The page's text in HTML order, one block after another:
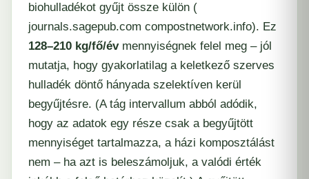
biohulladékot gyűjt össze külön (​
journals.sagepub.com compostnetwork.info). Ez
128–210 kg/fő/évmennyiségnek felel meg – jól
mutatja, hogy gyakorlatilag a keletkező szerves
hulladék döntő hányada szelektíven kerül
begyűjtésre. (A tág intervallum abból adódik,
hogy az adatok egy része csak a begyűjtött
mennyiséget tartalmazza, a házi komposztálást
nem – ha azt is beleszámoljuk, a valódi érték